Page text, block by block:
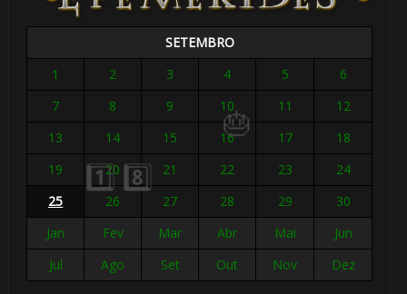
SETEMBRO
1
2 3 4 5
6
7
8 9 10 11
12
13
14 15 16 17
18
19
20 21 22 23
24
25
26 27 28 29
30
Jan
Fev Mar Abr Mai
Jun
Jul
Ago Set Out Nov Dez
🎂